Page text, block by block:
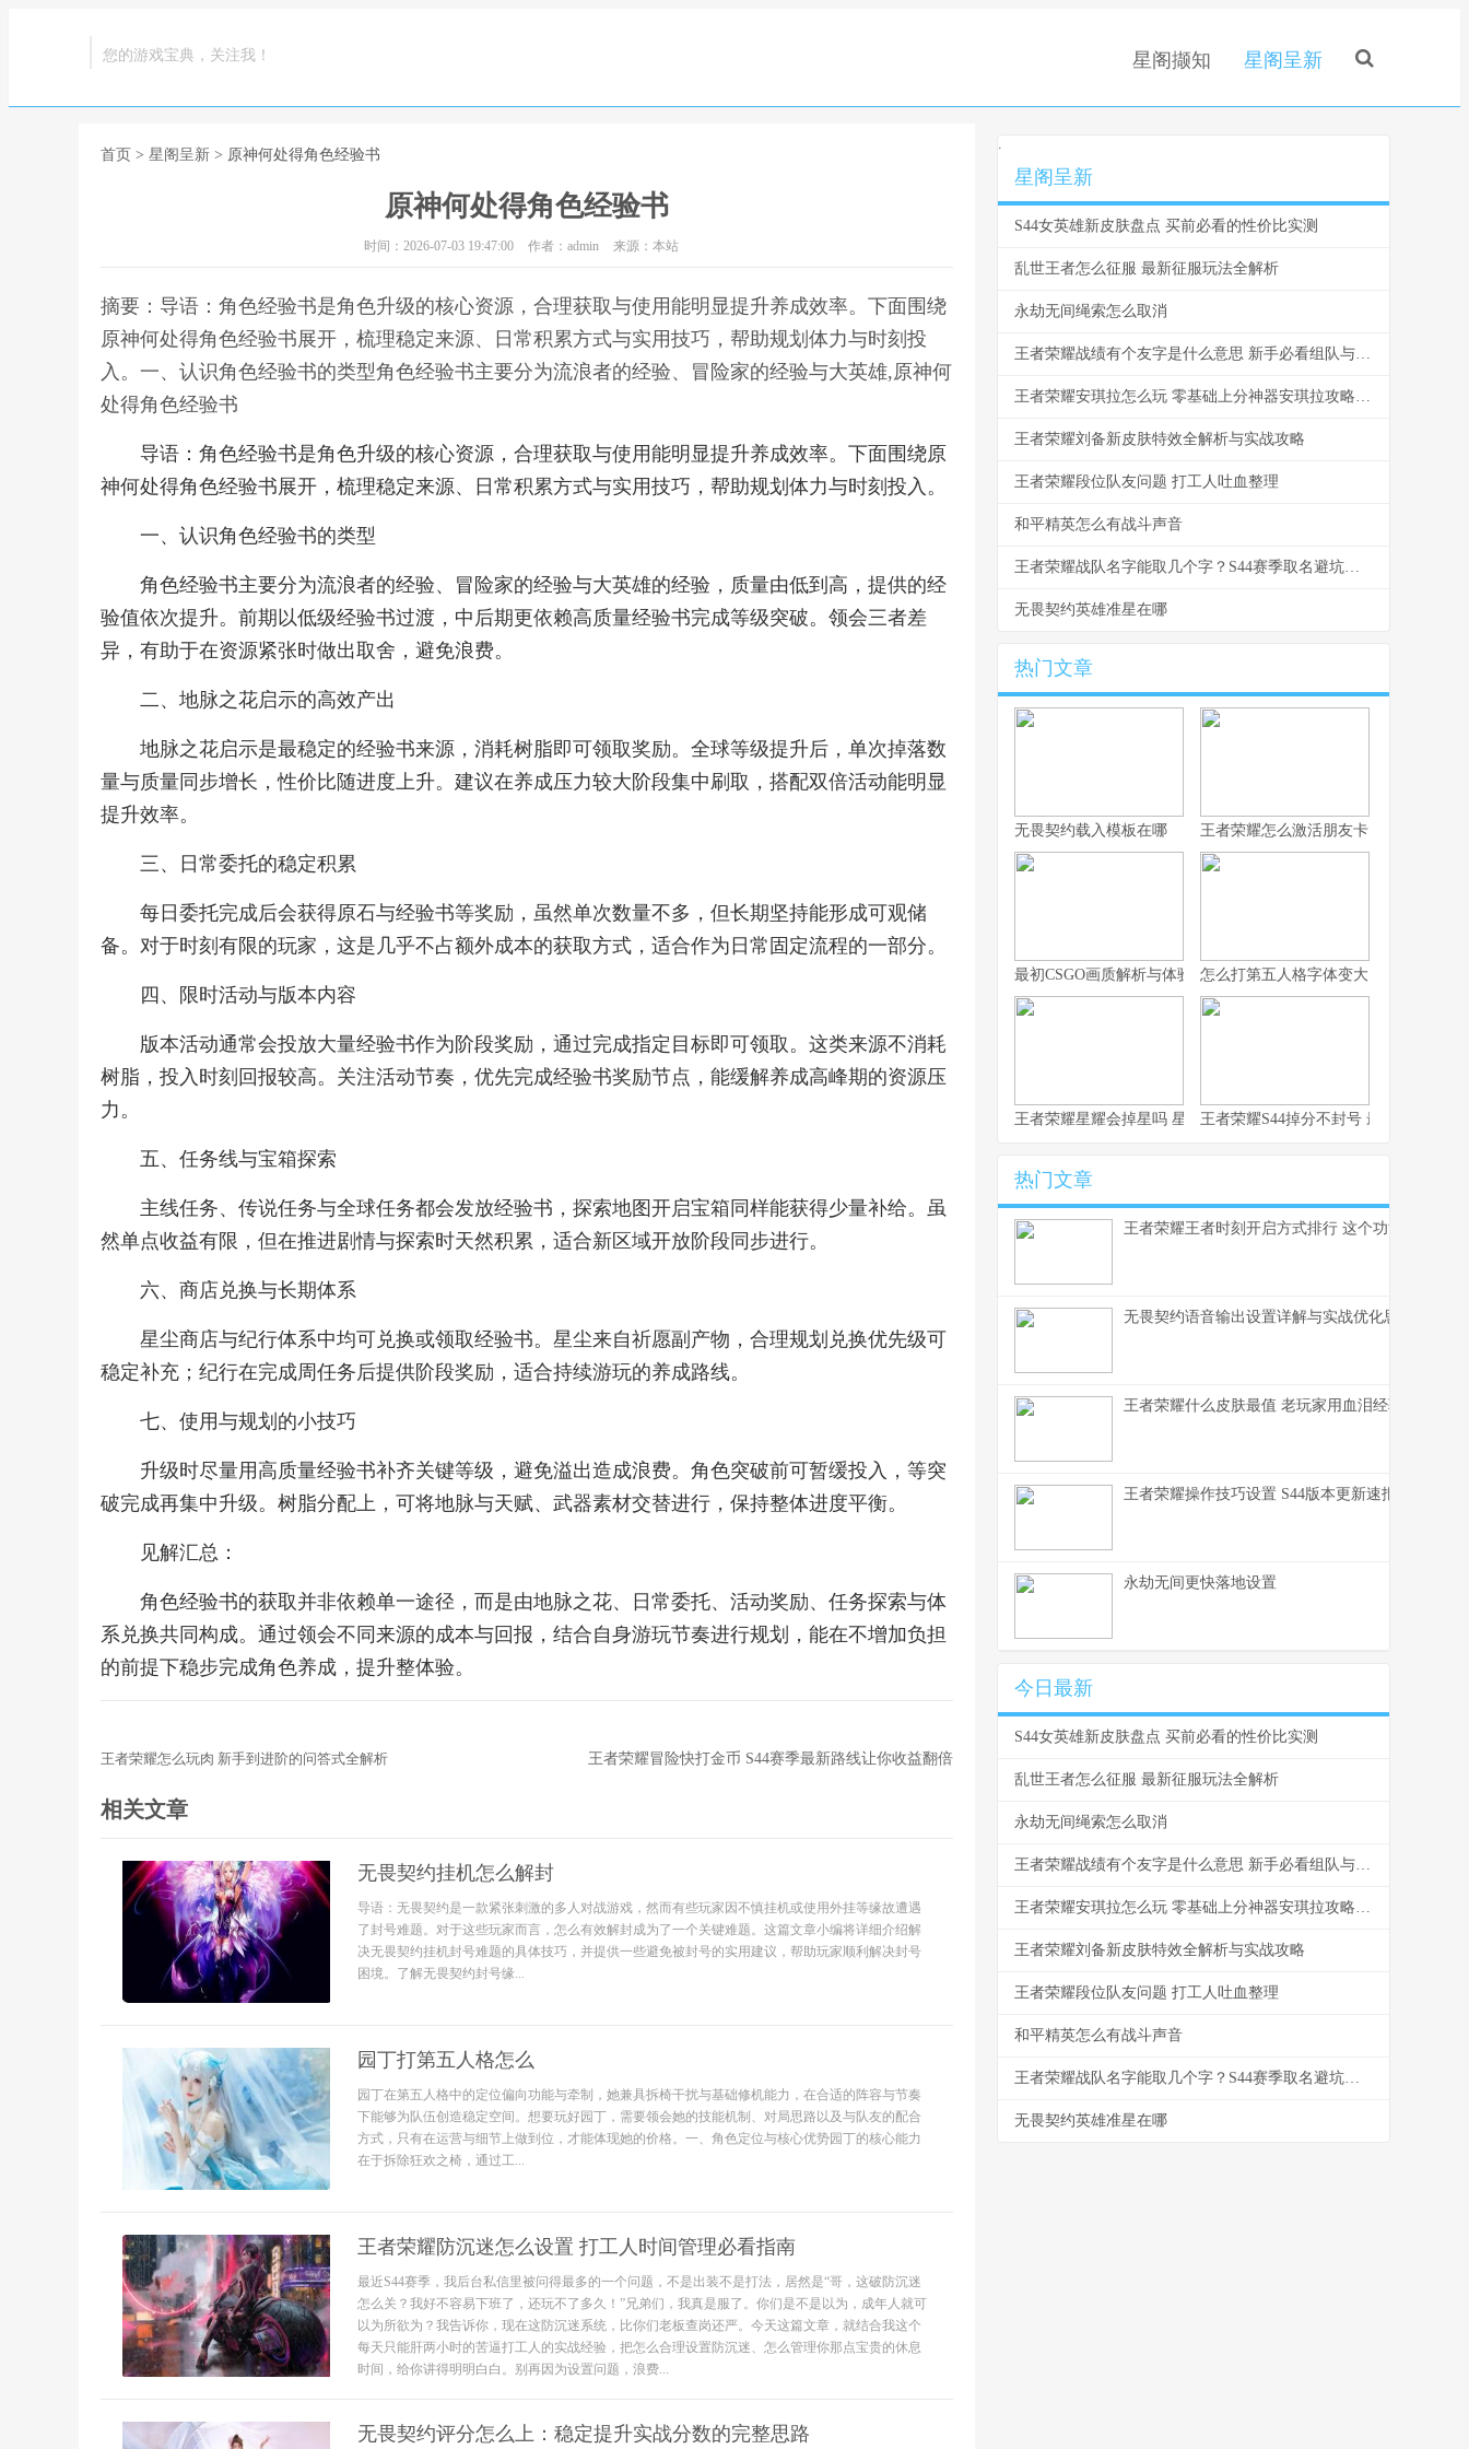
您的游戏宝典，关注我！ 星阁撷知 星阁呈新
首页 > 星阁呈新 > 原神何处得角色经验书
原神何处得角色经验书
时间：2026-07-03 19:47:00 作者：admin 来源：本站
摘要：导语：角色经验书是角色升级的核心资源，合理获取与使用能明显提升养成效率。下面围绕
原神何处得角色经验书展开，梳理稳定来源、日常积累方式与实用技巧，帮助规划体力与时刻投
入。一、认识角色经验书的类型角色经验书主要分为流浪者的经验、冒险家的经验与大英雄,原神何
处得角色经验书
导语：角色经验书是角色升级的核心资源，合理获取与使用能明显提升养成效率。下面围绕原
神何处得角色经验书展开，梳理稳定来源、日常积累方式与实用技巧，帮助规划体力与时刻投入。
一、认识角色经验书的类型
角色经验书主要分为流浪者的经验、冒险家的经验与大英雄的经验，质量由低到高，提供的经
验值依次提升。前期以低级经验书过渡，中后期更依赖高质量经验书完成等级突破。领会三者差
异，有助于在资源紧张时做出取舍，避免浪费。
二、地脉之花启示的高效产出
地脉之花启示是最稳定的经验书来源，消耗树脂即可领取奖励。全球等级提升后，单次掉落数
量与质量同步增长，性价比随进度上升。建议在养成压力较大阶段集中刷取，搭配双倍活动能明显
提升效率。
三、日常委托的稳定积累
每日委托完成后会获得原石与经验书等奖励，虽然单次数量不多，但长期坚持能形成可观储
备。对于时刻有限的玩家，这是几乎不占额外成本的获取方式，适合作为日常固定流程的一部分。
四、限时活动与版本内容
版本活动通常会投放大量经验书作为阶段奖励，通过完成指定目标即可领取。这类来源不消耗
树脂，投入时刻回报较高。关注活动节奏，优先完成经验书奖励节点，能缓解养成高峰期的资源压
力。
五、任务线与宝箱探索
主线任务、传说任务与全球任务都会发放经验书，探索地图开启宝箱同样能获得少量补给。虽
然单点收益有限，但在推进剧情与探索时天然积累，适合新区域开放阶段同步进行。
六、商店兑换与长期体系
星尘商店与纪行体系中均可兑换或领取经验书。星尘来自祈愿副产物，合理规划兑换优先级可
稳定补充；纪行在完成周任务后提供阶段奖励，适合持续游玩的养成路线。
七、使用与规划的小技巧
升级时尽量用高质量经验书补齐关键等级，避免溢出造成浪费。角色突破前可暂缓投入，等突
破完成再集中升级。树脂分配上，可将地脉与天赋、武器素材交替进行，保持整体进度平衡。
见解汇总：
角色经验书的获取并非依赖单一途径，而是由地脉之花、日常委托、活动奖励、任务探索与体
系兑换共同构成。通过领会不同来源的成本与回报，结合自身游玩节奏进行规划，能在不增加负担
的前提下稳步完成角色养成，提升整体验。
王者荣耀怎么玩肉 新手到进阶的问答式全解析 王者荣耀冒险快打金币 S44赛季最新路线让你收益翻倍
相关文章
无畏契约挂机怎么解封
导语：无畏契约是一款紧张刺激的多人对战游戏，然而有些玩家因不慎挂机或使用外挂等缘故遭遇
了封号难题。对于这些玩家而言，怎么有效解封成为了一个关键难题。这篇文章小编将详细介绍解
决无畏契约挂机封号难题的具体技巧，并提供一些避免被封号的实用建议，帮助玩家顺利解决封号
困境。了解无畏契约封号缘...
园丁打第五人格怎么
园丁在第五人格中的定位偏向功能与牵制，她兼具拆椅干扰与基础修机能力，在合适的阵容与节奏
下能够为队伍创造稳定空间。想要玩好园丁，需要领会她的技能机制、对局思路以及与队友的配合
方式，只有在运营与细节上做到位，才能体现她的价格。一、角色定位与核心优势园丁的核心能力
在于拆除狂欢之椅，通过工...
王者荣耀防沉迷怎么设置 打工人时间管理必看指南
最近S44赛季，我后台私信里被问得最多的一个问题，不是出装不是打法，居然是“哥，这破防沉迷
怎么关？我好不容易下班了，还玩不了多久！”兄弟们，我真是服了。你们是不是以为，成年人就可
以为所欲为？我告诉你，现在这防沉迷系统，比你们老板查岗还严。今天这篇文章，就结合我这个
每天只能肝两小时的苦逼打工人的实战经验，把怎么合理设置防沉迷、怎么管理你那点宝贵的休息
时间，给你讲得明明白白。别再因为设置问题，浪费...
无畏契约评分怎么上：稳定提升实战分数的完整思路
.
星阁呈新
S44女英雄新皮肤盘点 买前必看的性价比实测
乱世王者怎么征服 最新征服玩法全解析
永劫无间绳索怎么取消
王者荣耀战绩有个友字是什么意思 新手必看组队与社交指南
王者荣耀安琪拉怎么玩 零基础上分神器安琪拉攻略指南
王者荣耀刘备新皮肤特效全解析与实战攻略
王者荣耀段位队友问题 打工人吐血整理
和平精英怎么有战斗声音
王者荣耀战队名字能取几个字？S44赛季取名避坑与好名生成指南
无畏契约英雄准星在哪
热门文章
无畏契约载入模板在哪 王者荣耀怎么激活朋友卡
最初CSGO画质解析与体验技巧全指南怎么打第五人格字体变大
王者荣耀星耀会掉星吗 星耀段位掉星规则详解王者荣耀S44掉分不封号 最新机制详解
热门文章
王者荣耀王者时刻开启方式排行 这个功能打工人必
无畏契约语音输出设置详解与实战优化思路
王者荣耀什么皮肤最值 老玩家用血泪经验告诉你
王者荣耀操作技巧设置 S44版本更新速报与设置详
永劫无间更快落地设置
今日最新
S44女英雄新皮肤盘点 买前必看的性价比实测
乱世王者怎么征服 最新征服玩法全解析
永劫无间绳索怎么取消
王者荣耀战绩有个友字是什么意思 新手必看组队与社交指南
王者荣耀安琪拉怎么玩 零基础上分神器安琪拉攻略指南
王者荣耀刘备新皮肤特效全解析与实战攻略
王者荣耀段位队友问题 打工人吐血整理
和平精英怎么有战斗声音
王者荣耀战队名字能取几个字？S44赛季取名避坑与好名生成指南
无畏契约英雄准星在哪